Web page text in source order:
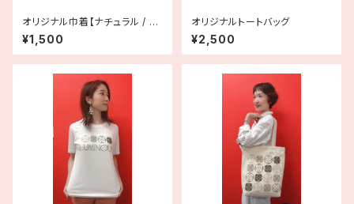
オリジナル巾着【ナチュラル / ブ
ラック】
¥1,500
オリジナルトートバッグ
¥2,500